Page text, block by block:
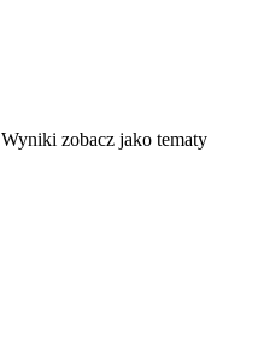
Wyniki zobacz jako tematy